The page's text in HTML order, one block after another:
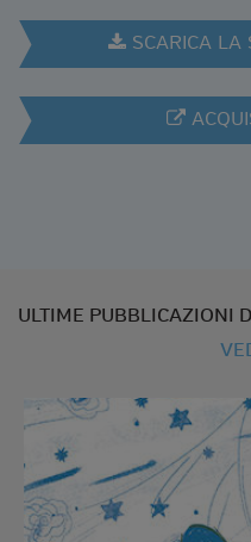
SCARICA LA
ULTIME PUBBLICAZIONI